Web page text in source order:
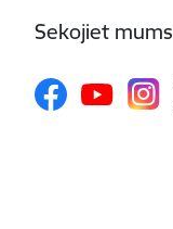
Sekojiet mums